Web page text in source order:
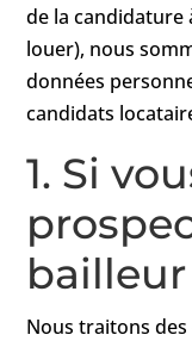
de la candidature
louer), nous
données
candidats
1. Si
bailleur
Nous traitons